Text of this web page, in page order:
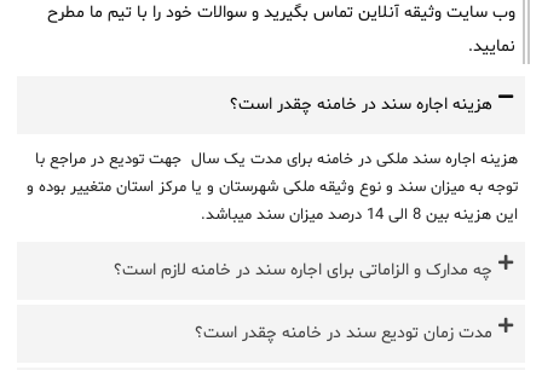
وب سایت وثیقه آنلاین تماس بگیرید و سوالات خود را با تیم ما مطرح
نمایید.
هزینه اجاره سند در خامنه چقدر است؟
هزینه اجاره سند ملکی در خامنه برای مدت یک سال جهت تودیع در مراجع با
توجه به میزان سند و نوع وثیقه ملکی شهرستان و یا مرکز استان متغییر بوده و
این هزینه بین 8 الی 14 درصد میزان سند میباشد.
چه مدارک و الزاماتی برای اجاره سند در خامنه لازم است؟
مدت زمان تودیع سند در خامنه چقدر است؟